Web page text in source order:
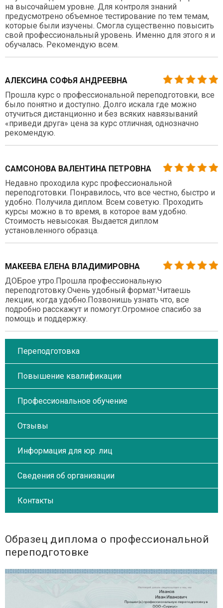
на высочайшем уровне. Для контроля знаний
предусмотрено объемное тестирование по тем темам,
которые были изучены. Смогла существенно повысить
свой профессиональный уровень. Именно для этого я и
обучалась. Рекомендую всем.
АЛЕКСИНА СОФЬЯ АНДРЕЕВНА
Прошла курс о профессиональной переподготовки, все
было понятно и доступно. Долго искала где можно
отучиться дистанционно и без всяких навязываний
«приведи друга» цена за курс отличная, однозначно
рекомендую.
САМСОНОВА ВАЛЕНТИНА ПЕТРОВНА
Недавно проходила курс профессиональной
переподготовки. Понравилось, что все честно, быстро и
удобно. Получила диплом. Всем советую. Проходить
курсы можно в то время, в которое вам удобно.
Стоимость невысокая. Выдается диплом
установленного образца.
МАКЕЕВА ЕЛЕНА ВЛАДИМИРОВНА
ДОБрое утро.Прошла профессиональную
переподготовку.Очень удобный формат.Читаешь
лекции, когда удобно.Позвонишь узнать что, все
подробно расскажут и помогут.Огромное спасибо за
помощь и поддержку.
Переподготовка
Повышение квалификации
Профессиональное обучение
Отзывы
Информация для юр. лиц
Сведения об организации
Контакты
Образец диплома о профессиональной
переподготовке